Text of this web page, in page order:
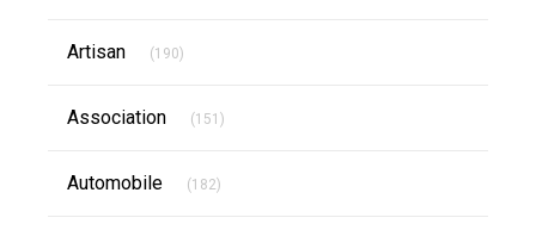
Artisan (190)
Association (151)
Automobile (182)